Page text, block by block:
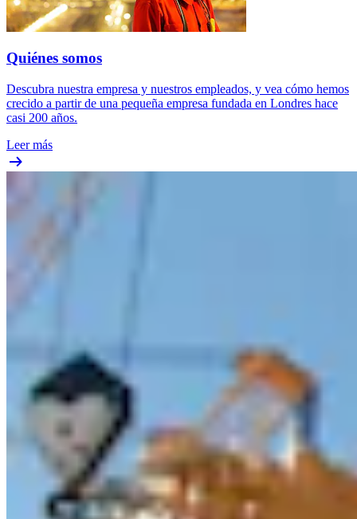
Quiénes somos
Descubra nuestra empresa y nuestros empleados, y vea cómo hemos
crecido a partir de una pequeña empresa fundada en Londres hace
casi 200 años.
Leer más